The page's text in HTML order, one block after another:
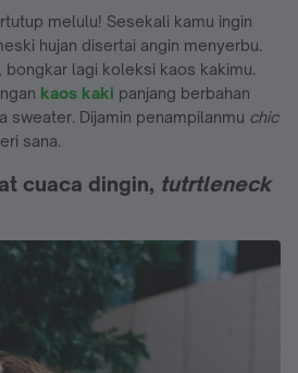
melulu! Sesekali kamu ingin
hujan disertai angin menyerbu.
bongkar lagi koleksi kaos kakimu.
kaos kaki panjang berbahan
sweater. Dijamin penampilanmu chic
sana.
cuaca dingin, tutrtleneck